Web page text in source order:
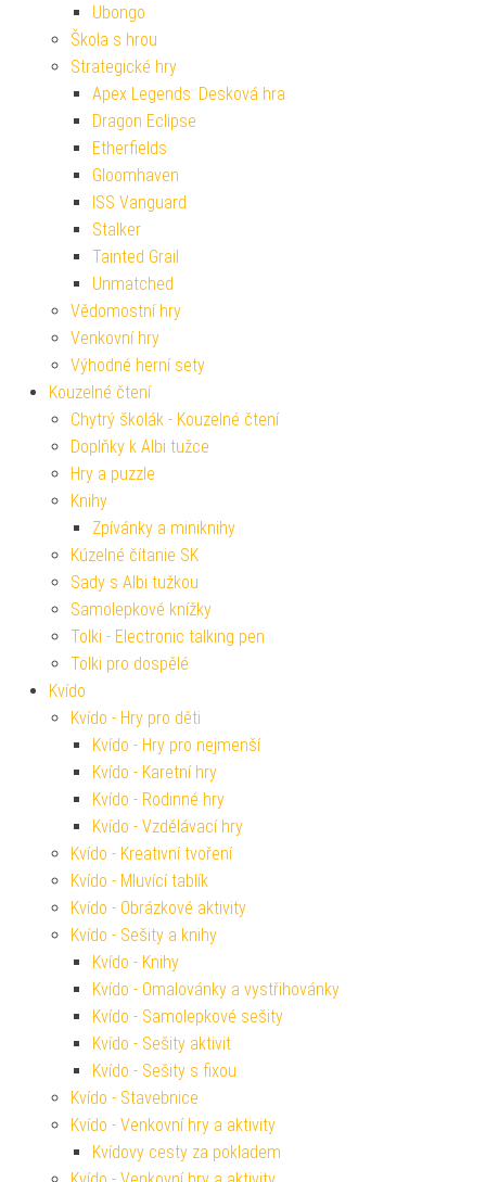
Ubongo
Škola s hrou
Strategické hry
Apex Legends: Desková hra
Dragon Eclipse
Etherfields
Gloomhaven
ISS Vanguard
Stalker
Tainted Grail
Unmatched
Vědomostní hry
Venkovní hry
Výhodné herní sety
Kouzelné čtení
Chytrý školák - Kouzelné čtení
Doplňky k Albi tužce
Hry a puzzle
Knihy
Zpívánky a miniknihy
Kúzelné čítanie SK
Sady s Albi tužkou
Samolepkové knížky
Tolki - Electronic talking pen
Tolki pro dospělé
Kvído
Kvído - Hry pro děti
Kvído - Hry pro nejmenší
Kvído - Karetní hry
Kvído - Rodinné hry
Kvído - Vzdělávací hry
Kvído - Kreativní tvoření
Kvído - Mluvící tablík
Kvído - Obrázkové aktivity
Kvído - Sešity a knihy
Kvído - Knihy
Kvído - Omalovánky a vystřihovánky
Kvído - Samolepkové sešity
Kvído - Sešity aktivit
Kvído - Sešity s fixou
Kvído - Stavebnice
Kvído - Venkovní hry a aktivity
Kvídovy cesty za pokladem